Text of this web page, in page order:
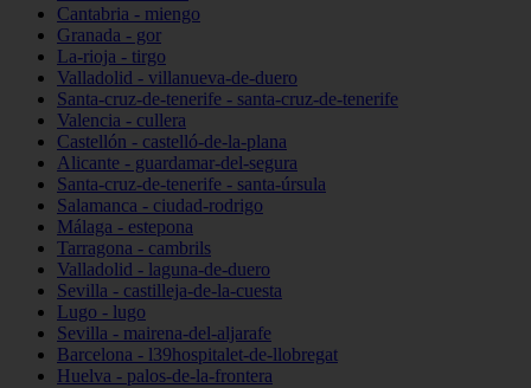
Cantabria - miengo
Granada - gor
La-rioja - tirgo
Valladolid - villanueva-de-duero
Santa-cruz-de-tenerife - santa-cruz-de-tenerife
Valencia - cullera
Castellón - castelló-de-la-plana
Alicante - guardamar-del-segura
Santa-cruz-de-tenerife - santa-úrsula
Salamanca - ciudad-rodrigo
Málaga - estepona
Tarragona - cambrils
Valladolid - laguna-de-duero
Sevilla - castilleja-de-la-cuesta
Lugo - lugo
Sevilla - mairena-del-aljarafe
Barcelona - l39hospitalet-de-llobregat
Huelva - palos-de-la-frontera